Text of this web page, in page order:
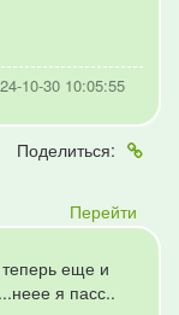
10-30 10:05:55
Поделиться:
Перейти
еще и
я пасс..